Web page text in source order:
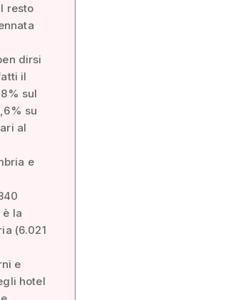
resto
dirsi
il
sul
su
al
e
la
(6.021
e
hotel